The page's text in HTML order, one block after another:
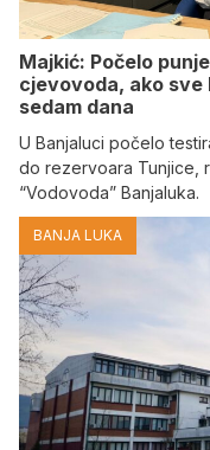
Majkić: Počelo
cjevovoda, ako sve
sedam dana
U Banjaluci počelo
do rezervoara Tunjice,
“Vodovoda” Banjaluka.
BANJA LUKA